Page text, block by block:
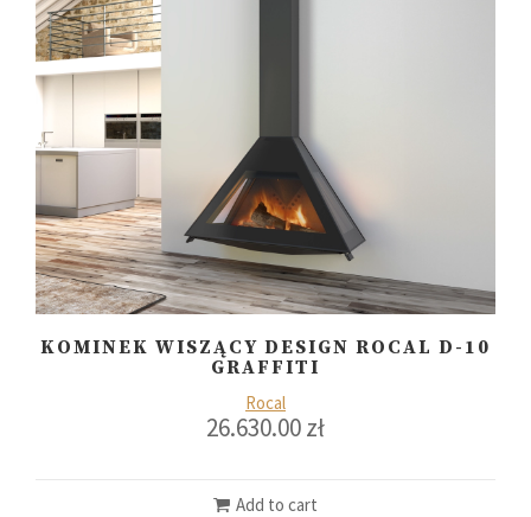
KOMINEK WISZĄCY DESIGN ROCAL D-10
GRAFFITI
Rocal
26.630.00zł
Add to cart